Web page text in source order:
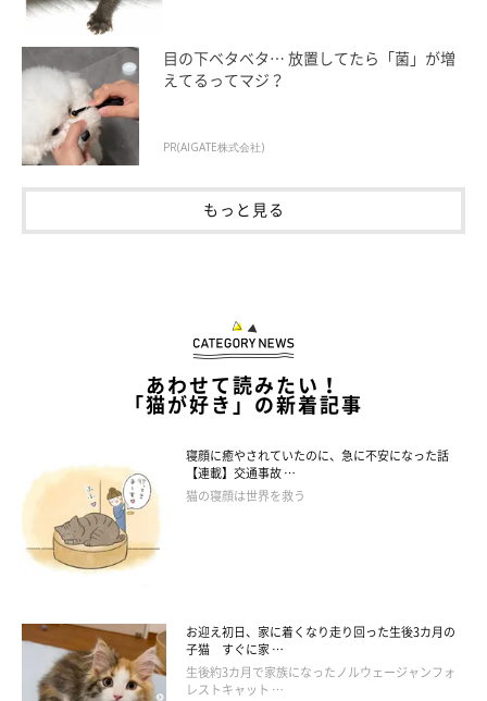
＠tategami93
おじさんのようだったり、あざとかったり…魅力溢れる姿を見せ
てくれたうたちゃん。見ている人たちを魅了しているうたちゃん
について、飼い主さんにインタビューしてみることに♪
ったのですが…（笑） あのような姿をよく見せるのでしょう
「じつは、あの日以来なかなか見ることができません
じさんのような姿をするうたを見たとき、大興奮で写真を撮り、
すぐに家族に送りました！ 」
ーーでは、貴重な瞬間だったのですね！ いつかまた、うたちゃ
んのあの姿を見てみたいです♪
目の下ベタベタ… 放置してたら「菌」が増
えてるってマジ？
PR(AIGATE株式会社)
もっと見る
あわせて読みたい！
「猫が好き」の新着記事
寝顔に癒やされていたのに、急に不安になった話
【連載】交通事故 …
猫の寝顔は世界を救う
お迎え初日、家に着くなり走り回った生後3カ月の
子猫 すぐに家 …
生後約3カ月で家族になったノルウェージャンフォ
レストキャット …